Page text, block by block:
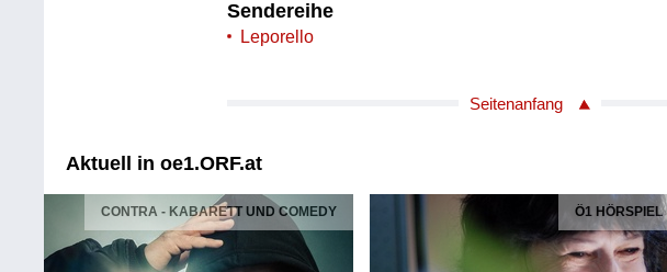
Sendereihe
Leporello
Seitenanfang
Aktuell in oe1.ORF.at
CONTRA - KABARETT UND COMEDY Ö1 HÖRSPIEL